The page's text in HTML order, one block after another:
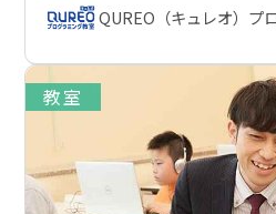
QUREO（キュレオ）プ
教室